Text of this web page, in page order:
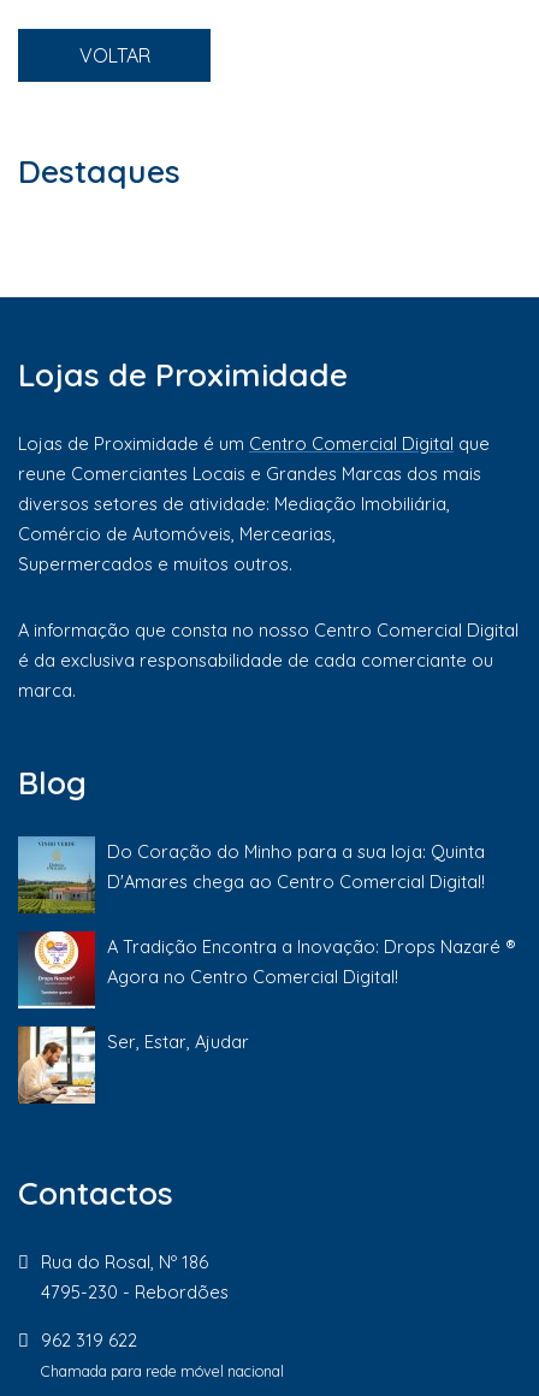
VOLTAR
Destaques
Lojas de Proximidade
Lojas de Proximidade é um Centro Comercial Digital que
reune Comerciantes Locais e Grandes Marcas dos mais
diversos setores de atividade: Mediação Imobiliária,
Comércio de Automóveis, Mercearias,
Supermercados e muitos outros.
A informação que consta no nosso Centro Comercial Digital
é da exclusiva responsabilidade de cada comerciante ou
marca.
Blog
Do Coração do Minho para a sua loja: Quinta
D'Amares chega ao Centro Comercial Digital!
A Tradição Encontra a Inovação: Drops Nazaré ®
Agora no Centro Comercial Digital!
Ser, Estar, Ajudar
Contactos
Rua do Rosal, Nº 186
4795-230 - Rebordões
962 319 622
Chamada para rede móvel nacional